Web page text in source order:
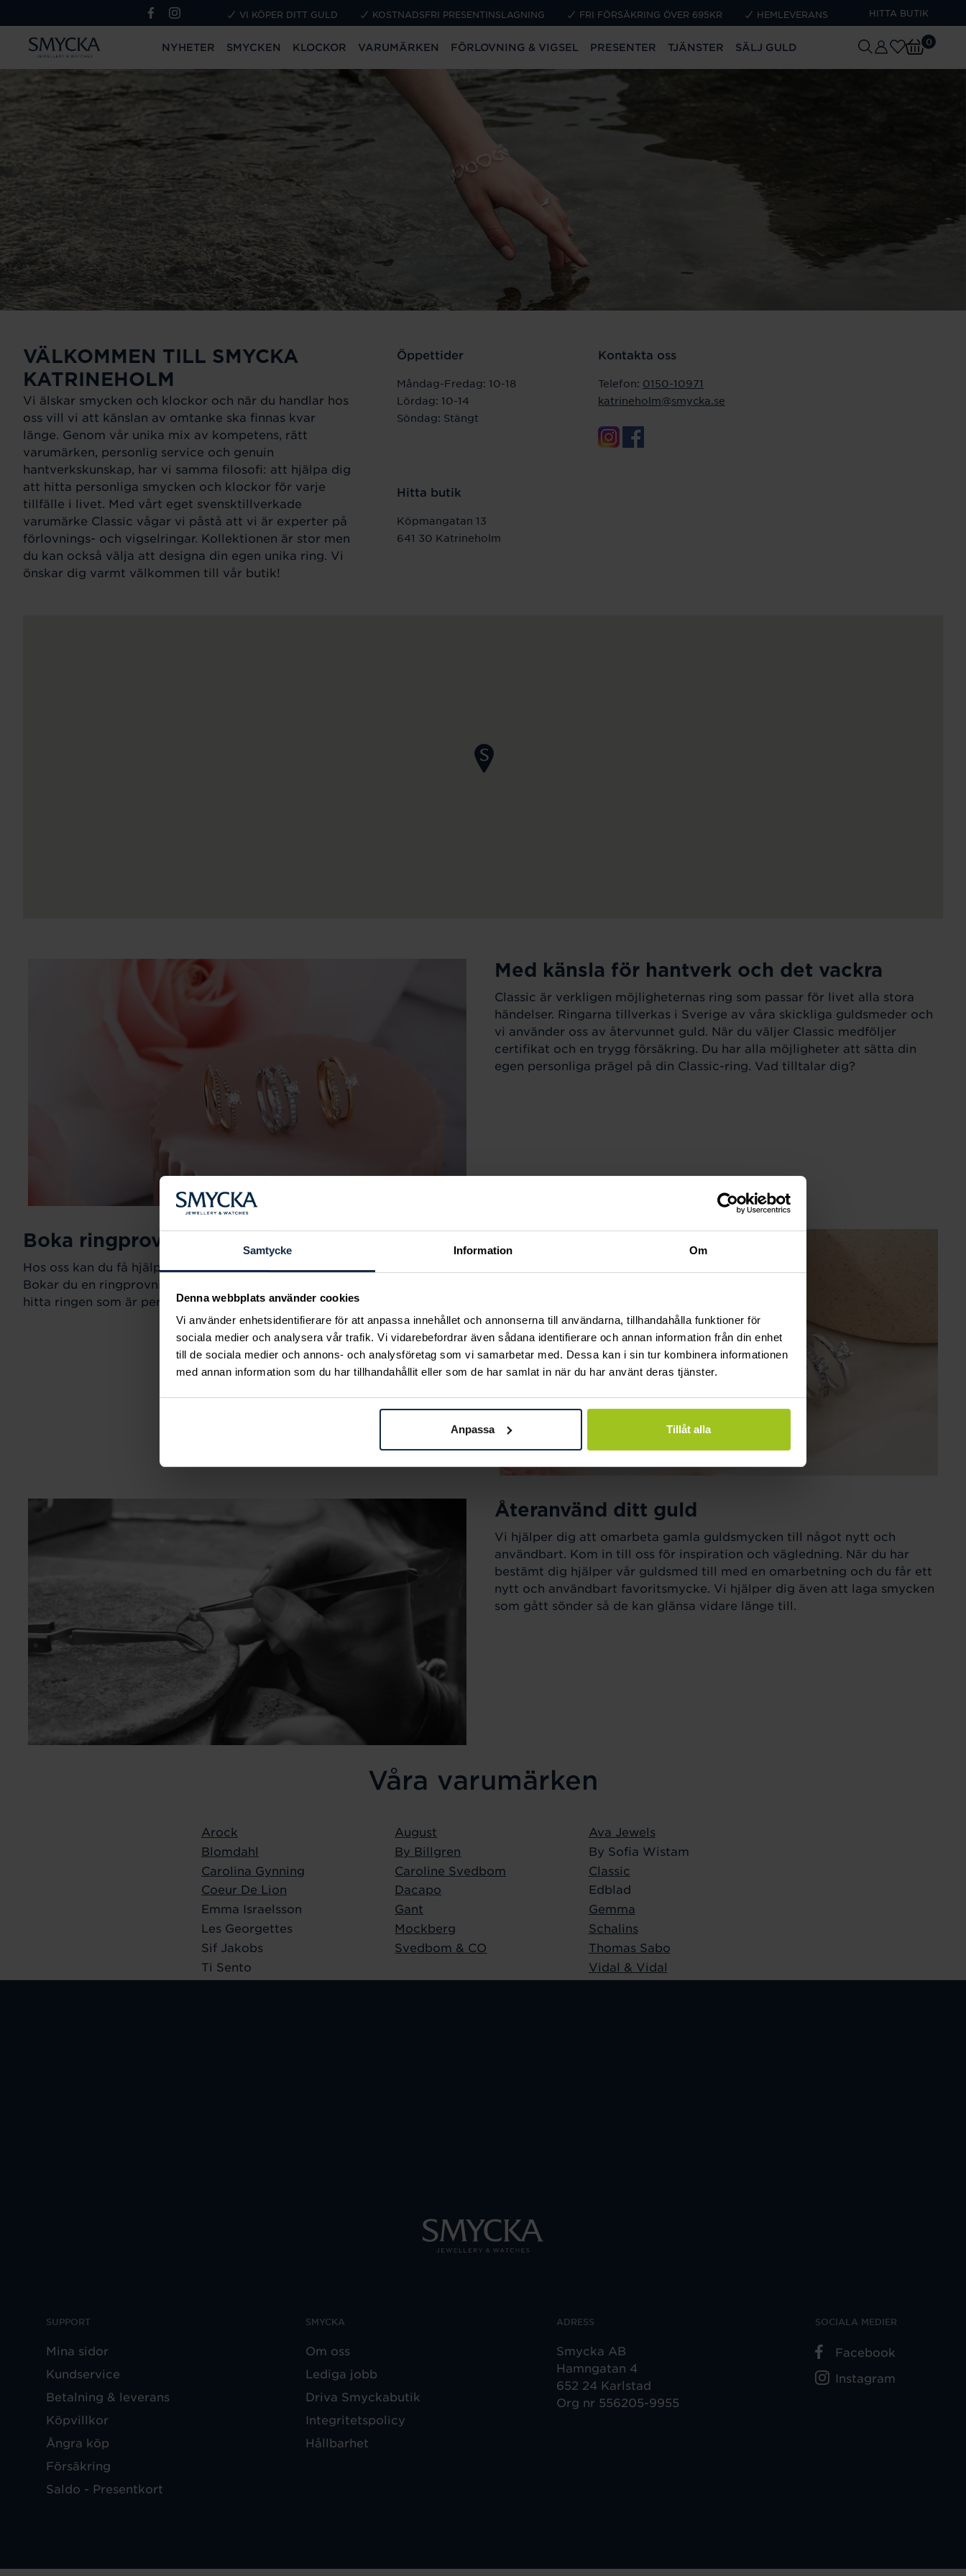
Samtycke Information Om
Denna webbplats använder cookies
Vi använder enhetsidentifierare för att anpassa innehållet och annonserna till användarna, tillhandahålla funktioner för
sociala medier och analysera vår trafik. Vi vidarebefordrar även sådana identifierare och annan information från din enhet
till de sociala medier och annons- och analysföretag som vi samarbetar med. Dessa kan i sin tur kombinera informationen
med annan information som du har tillhandahållit eller som de har samlat in när du har använt deras tjänster.
Anpassa Tillåt alla
VI KÖPER DITT GULD KOSTNADSFRI PRESENTINSLAGNING FRI FÖRSÄKRING ÖVER 695KR HEMLEVERANS HITTA BUTIK
NYHETER SMYCKEN KLOCKOR VARUMÄRKEN FÖRLOVNING & VIGSEL PRESENTER TJÄNSTER SÄLJ GULD 0
VÄLKOMMEN TILL SMYCKA
KATRINEHOLM
Vi älskar smycken och klockor och när du handlar hos
oss vill vi att känslan av omtanke ska finnas kvar
länge. Genom vår unika mix av kompetens, rätt
varumärken, personlig service och genuin
hantverkskunskap, har vi samma filosofi: att hjälpa dig
att hitta personliga smycken och klockor för varje
tillfälle i livet. Med vårt eget svensktillverkade
varumärke Classic vågar vi påstå att vi är experter på
förlovnings- och vigselringar. Kollektionen är stor men
du kan också välja att designa din egen unika ring. Vi
önskar dig varmt välkommen till vår butik!
Öppettider
Måndag-Fredag: 10-18
Lördag: 10-14
Söndag: Stängt
Kontakta oss
Telefon: 0150-10971
katrineholm@smycka.se
Hitta butik
Köpmangatan 13
641 30 Katrineholm
Med känsla för hantverk och det vackra
Classic är verkligen möjligheternas ring som passar för livet alla stora
händelser. Ringarna tillverkas i Sverige av våra skickliga guldsmeder och
vi använder oss av återvunnet guld. När du väljer Classic medföljer
certifikat och en trygg försäkring. Du har alla möjligheter att sätta din
egen personliga prägel på din Classic-ring. Vad tilltalar dig?
Boka ringprovning
Hos oss kan du få hjälp att hitta just din drömring för varje tillfälle i livet.
Bokar du en ringprovning går vi gemensamt igenom sortimentet för att
hitta ringen som är perfekt för just din stil och smak.
Återanvänd ditt guld
Vi hjälper dig att omarbeta gamla guldsmycken till något nytt och
användbart. Kom in till oss för inspiration och vägledning. När du har
bestämt dig hjälper vår guldsmed till med en omarbetning och du får ett
nytt och användbart favoritsmycke. Vi hjälper dig även att laga smycken
som gått sönder så de kan glänsa vidare länge till.
Våra varumärken
Arock August
Ava Jewels
Blomdahl
By Billgren
By Sofia Wistam
Carolina Gynning
Caroline Svedbom
Classic
Coeur De Lion
Dacapo
Edblad
Emma Israelsson
Gant
Gemma
Les Georgettes
Mockberg
Schalins
Sif Jakobs
Svedbom & CO
Thomas Sabo
Ti Sento
Vidal & Vidal
SUPPORT
Mina sidor
Kundservice
Betalning & leverans
Köpvillkor
Ångra köp
Försäkring
Saldo - Presentkort
SMYCKA
Om oss
Lediga jobb
Driva Smyckabutik
Integritetspolicy
Hållbarhet
ADRESS
Smycka AB
Hamngatan 4
652 24 Karlstad
Org nr 556205-9955
SOCIALA MEDIER
Facebook
Instagram